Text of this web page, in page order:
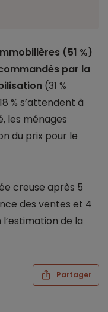
(51 %)
par la
(31 %
% s’attendent à
les ménages
du prix pour le
creuse après 5
des ventes et 4
de la
Partager